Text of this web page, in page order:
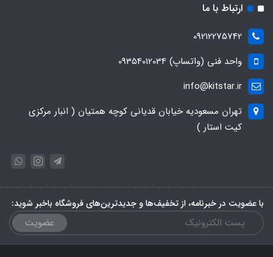
ارتباط با ما
09212275742
واحد فنی (واتساپ) 09354012034
info@kitstar.ir
تهران مسعودیه خیابان قدیانی کوچه همتیان ( انبار مرکزی
کیت استار )
با عضویت در خبرنامه، از تخفیف‌ها و جدیدترین‌های فروشگاه باخبر شوید:
عضویت